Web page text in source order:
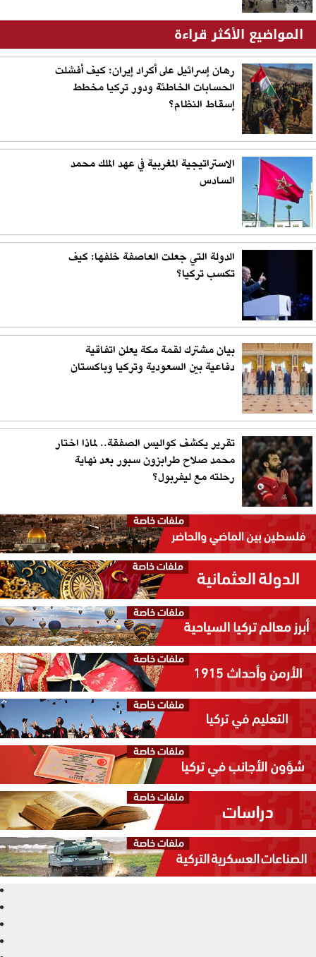
المواضيع الأكثر قراءة
رهان إسرائيل على أكراد إيران: كيف أفشلت
الحسابات الخاطئة ودور تركيا مخطط
إسقاط النظام؟
الاستراتيجية المغربية في عهد الملك محمد
السادس
الدولة التي جعلت العاصفة خلفها: كيف
تكسب تركيا؟
بيان مشترك لقمة مكة يعلن اتفاقية
دفاعية بين السعودية وتركيا وباكستان
تقرير يكشف كواليس الصفقة.. لماذا اختار
محمد صلاح طرابزون سبور بعد نهاية
رحلته مع ليفربول؟